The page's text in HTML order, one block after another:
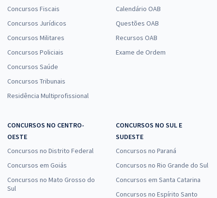
à vista
29,33
Economize R$ 87,98 (-20%)
40002284: Analista - Área: Gestão de Pessoas - Subárea: Folha de
à vista
R$36,66
Economize R$ 109,98 (-20%)
Comprar
Concursos Fiscais
Concursos Jurídicos
Concursos Militares
Concursos Policiais
Concursos Saúde
Concursos Tribunais
Residência Multiprofissional
Calendário OAB
Questões OAB
Recursos OAB
Exame de Ordem
CONCURSOS NO CENTRO-
OESTE
Concursos no Distrito Federal
Concursos em Goiás
Concursos no Mato Grosso do
Sul
CONCURSOS NO SUL E
SUDESTE
Concursos no Paraná
Concursos no Rio Grande do Sul
Concursos em Santa Catarina
Concursos no Espírito Santo